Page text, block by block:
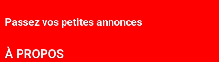
Passez vos petites annonces
À PROPOS